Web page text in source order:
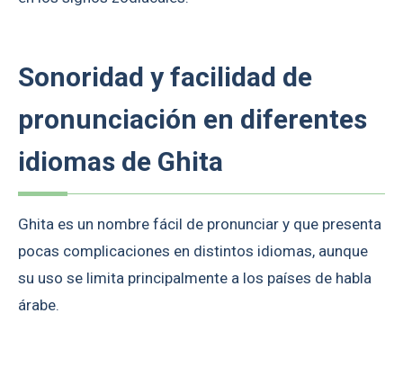
Sonoridad y facilidad de
pronunciación en diferentes
idiomas de Ghita
Ghita es un nombre fácil de pronunciar y que presenta
pocas complicaciones en distintos idiomas, aunque
su uso se limita principalmente a los países de habla
árabe.